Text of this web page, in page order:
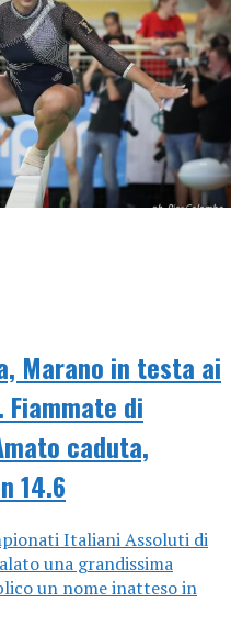
Marano in testa ai
di
caduta,
14.6
Italiani Assoluti di
una grandissima
un nome inatteso in